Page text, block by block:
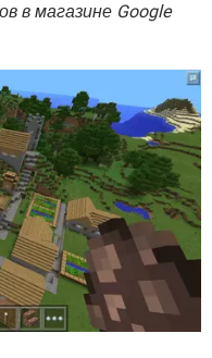
в магазине Google